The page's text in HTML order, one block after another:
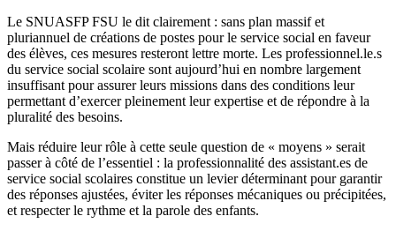
Le SNUASFP FSU le dit clairement : sans plan massif et
pluriannuel de créations de postes pour le service social en faveur
des élèves, ces mesures resteront lettre morte. Les professionnel.le.s
du service social scolaire sont aujourd’hui en nombre largement
insuffisant pour assurer leurs missions dans des conditions leur
permettant d’exercer pleinement leur expertise et de répondre à la
pluralité des besoins.
Mais réduire leur rôle à cette seule question de « moyens » serait
passer à côté de l’essentiel : la professionnalité des assistant.es de
service social scolaires constitue un levier déterminant pour garantir
des réponses ajustées, éviter les réponses mécaniques ou précipitées,
et respecter le rythme et la parole des enfants.